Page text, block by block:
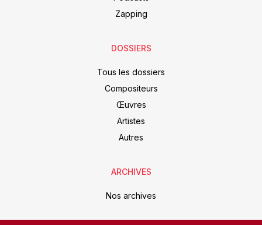
Zapping
DOSSIERS
Tous les dossiers
Compositeurs
Œuvres
Artistes
Autres
ARCHIVES
Nos archives